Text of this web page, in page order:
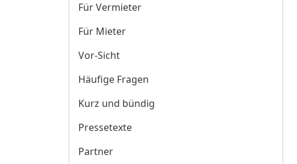
Für Vermieter
Für Mieter
Vor-Sicht
Häufige Fragen
Kurz und bündig
Pressetexte
Partner